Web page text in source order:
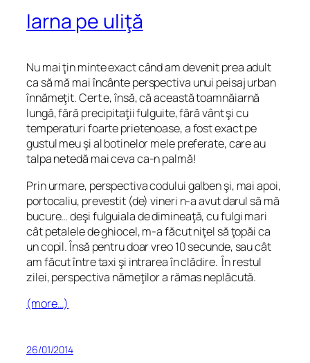
Iarna pe uliţă
Nu mai ţin minte exact când am devenit prea adult
ca să mă mai încânte perspectiva unui peisaj urban
înnămeţit. Cert e, însă, că aceastătoamnăiarnă
lungă, fără precipitaţii fulguite, fără vânt şi cu
temperaturi foarte prietenoase, a fost exact pe
gustul meu şi al botinelor mele preferate, care au
talpa netedă mai ceva ca-n palmă!
Prin urmare, perspectiva codului galben şi, mai apoi,
portocaliu, prevestit (de) vineri n-a avut darul să mă
bucure… deşi fulguiala de dimineaţă, cu fulgi mari
cât petalele de ghiocel, m-a făcut niţel să ţopăi ca
un copil. Însă pentru doar vreo 10 secunde, sau cât
am făcut între taxi şi intrarea în clădire. În restul
zilei, perspectiva nămeţilor a rămas neplăcută.
(more…)
26/01/2014